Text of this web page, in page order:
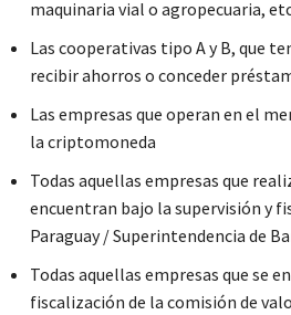
maquinaria vial o agropecuaria,
Las cooperativas tipo A y B, que
recibir ahorros o conceder
Las empresas que operan en el
la criptomoneda
Todas aquellas empresas que
encuentran bajo la supervisión y
Paraguay / Superintendencia de
Todas aquellas empresas que se
fiscalización de la comisión de